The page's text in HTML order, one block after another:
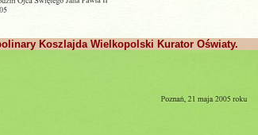
Koszlajda Wielkopolski Kurator Oświaty.